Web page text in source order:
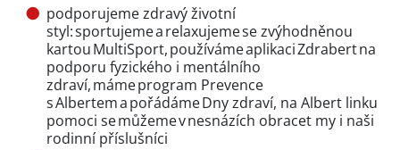
podporujeme zdravý životní
styl: sportujeme a relaxujeme se zvýhodněnou
kartou MultiSport, používáme aplikaci Zdrabert na
podporu fyzického i mentálního
zdraví, máme program Prevence
s Albertem a pořádáme Dny zdraví, na Albert linku
pomoci se můžeme v nesnázích obracet my i naši
rodinní příslušníci